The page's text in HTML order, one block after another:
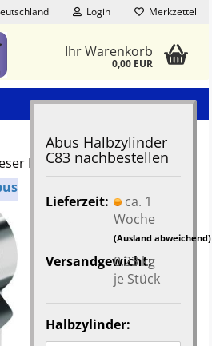
Login Merkzettel
Ihr Warenkorb
0,00 EUR
Kategorie
Abus Halbzylinder
C83 nachbestellen
Lieferzeit:
ca. 1
Woche
(Ausland abweichend)
Versandgewicht:
0.23kg
je Stück
Halbzylinder: